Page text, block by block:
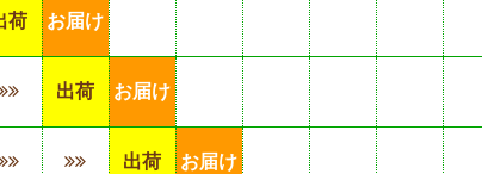
荷 お届け
出荷 お届け
出荷 お届け